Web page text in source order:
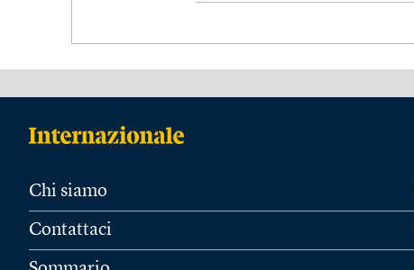
Chi siamo
Contattaci